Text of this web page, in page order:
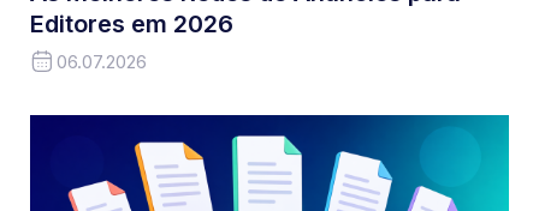
Editores em 2026
06.07.2026